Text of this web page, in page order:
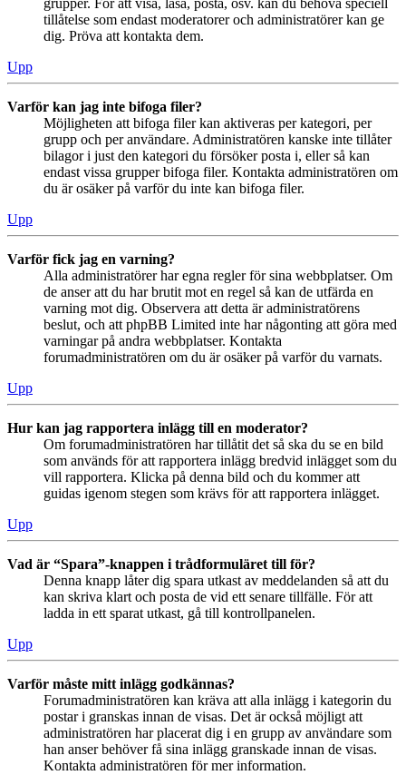
grupper. För att visa, läsa, posta, osv. kan du behöva speciell
tillåtelse som endast moderatorer och administratörer kan ge
dig. Pröva att kontakta dem.
Upp
Varför kan jag inte bifoga filer?
Möjligheten att bifoga filer kan aktiveras per kategori, per
grupp och per användare. Administratören kanske inte tillåter
bilagor i just den kategori du försöker posta i, eller så kan
endast vissa grupper bifoga filer. Kontakta administratören om
du är osäker på varför du inte kan bifoga filer.
Upp
Varför fick jag en varning?
Alla administratörer har egna regler för sina webbplatser. Om
de anser att du har brutit mot en regel så kan de utfärda en
varning mot dig. Observera att detta är administratörens
beslut, och att phpBB Limited inte har någonting att göra med
varningar på andra webbplatser. Kontakta
forumadministratören om du är osäker på varför du varnats.
Upp
Hur kan jag rapportera inlägg till en moderator?
Om forumadministratören har tillåtit det så ska du se en bild
som används för att rapportera inlägg bredvid inlägget som du
vill rapportera. Klicka på denna bild och du kommer att
guidas igenom stegen som krävs för att rapportera inlägget.
Upp
Vad är “Spara”-knappen i trådformuläret till för?
Denna knapp låter dig spara utkast av meddelanden så att du
kan skriva klart och posta de vid ett senare tillfälle. För att
ladda in ett sparat utkast, gå till kontrollpanelen.
Upp
Varför måste mitt inlägg godkännas?
Forumadministratören kan kräva att alla inlägg i kategorin du
postar i granskas innan de visas. Det är också möjligt att
administratören har placerat dig i en grupp av användare som
han anser behöver få sina inlägg granskade innan de visas.
Kontakta administratören för mer information.